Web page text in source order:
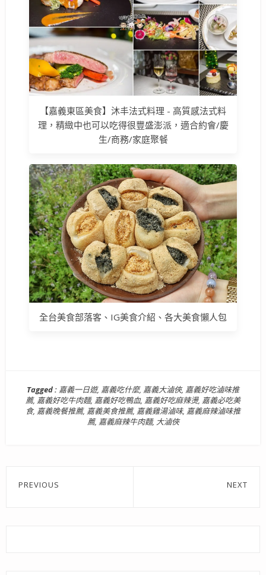
【嘉義東區美食】沐丰法式料理 - 高質感法式料
理，精緻中也可以吃得很豐盛澎派，適合約會/慶
生/商務/家庭聚餐
全台美食部落客、IG美食介紹、各大美食懶人包
Tagged : 嘉義一日遊, 嘉義吃什麼, 嘉義大滷俠, 嘉義好吃滷味推
薦, 嘉義好吃牛肉麵, 嘉義好吃鴨血, 嘉義好吃麻辣燙, 嘉義必吃美
食, 嘉義晚餐推薦, 嘉義美食推薦, 嘉義雞湯滷味, 嘉義麻辣滷味推
薦, 嘉義麻辣牛肉麵, 大滷俠
文
PREVIOUS NEXT